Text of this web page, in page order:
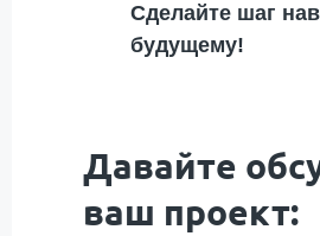
Сделайте шаг
будущему!
Давайте
ваш проект: